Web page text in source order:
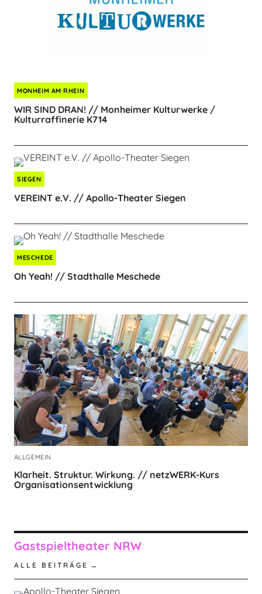
MONHEIM AM RHEIN
WIR SIND DRAN! // Monheimer Kulturwerke /
Kulturraffinerie K714
SIEGEN
VEREINT e.V. // Apollo-Theater Siegen
MESCHEDE
Oh Yeah! // Stadthalle Meschede
ALLGEMEIN
Klarheit. Struktur. Wirkung. // netzWERK-Kurs
Organisationsentwicklung
Gastspieltheater NRW
ALLE BEITRÄGE